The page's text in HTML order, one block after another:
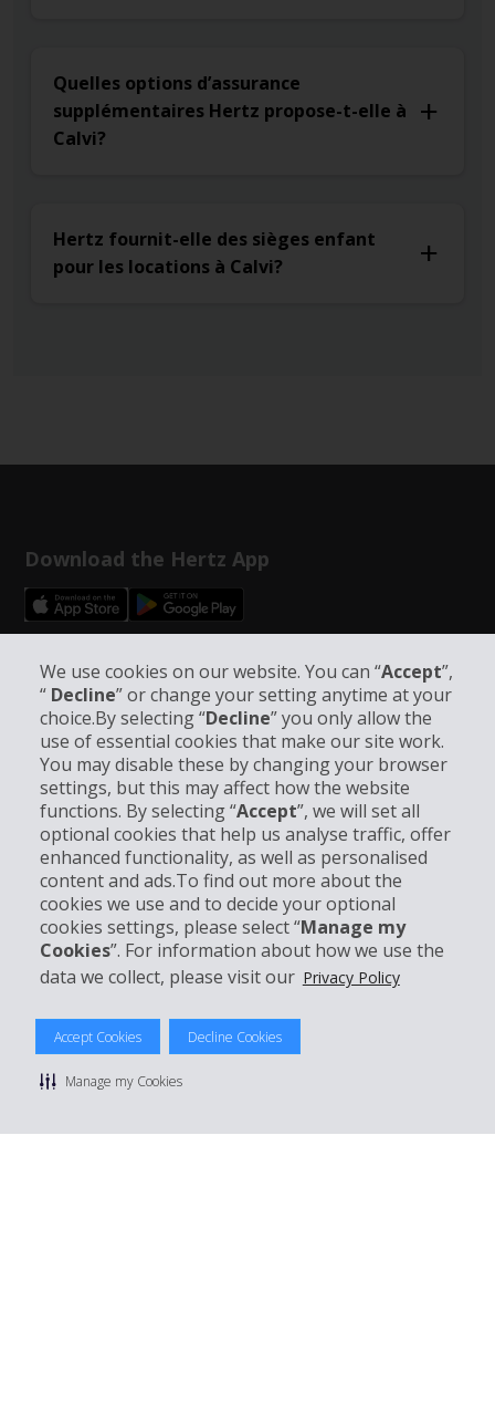
We use cookies on our website. You can “Accept”,
“ Decline” or change your setting anytime at your
choice.By selecting “Decline” you only allow the
use of essential cookies that make our site work.
You may disable these by changing your browser
settings, but this may affect how the website
functions. By selecting “Accept”, we will set all
optional cookies that help us analyse traffic, offer
enhanced functionality, as well as personalised
content and ads.To find out more about the
cookies we use and to decide your optional
cookies settings, please select “Manage my
Cookies”. For information about how we use the
data we collect, please visit our Privacy Policy
Accept Cookies Decline Cookies
Manage my Cookies
Quelles options d’assurance
supplémentaires Hertz propose-t-elle à
Calvi?
Hertz fournit-elle des sièges enfant
pour les locations à Calvi?
Download the Hertz App
Follow Us on Social Media
Company Information
Business
Customer Support
© 2026 The Hertz System, Inc.
Privacy Policy
Manage cookie preferences